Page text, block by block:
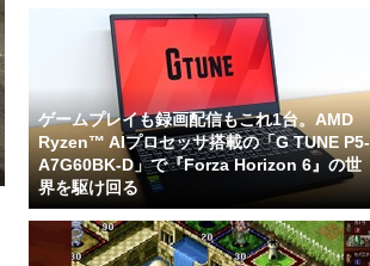
ゲームプレイも録画配信もこれ1台。AMD
Ryzen™ AIプロセッサ搭載の「G TUNE P5-
A7G60BK-D」で『Forza Horizon 6』の世
界を駆け回る